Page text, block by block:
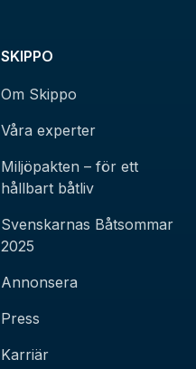
SKIPPO
Om Skippo
Våra experter
Miljöpakten – för ett
hållbart båtliv
Svenskarnas Båtsommar
2025
Annonsera
Press
Karriär